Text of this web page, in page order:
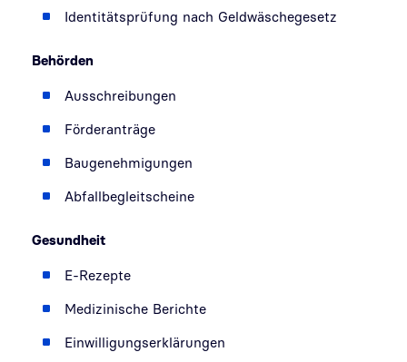
Identitätsprüfung nach Geldwäschegesetz
Behörden
Ausschreibungen
Förderanträge
Baugenehmigungen
Abfallbegleitscheine
Gesundheit
E-Rezepte
Medizinische Berichte
Einwilligungserklärungen